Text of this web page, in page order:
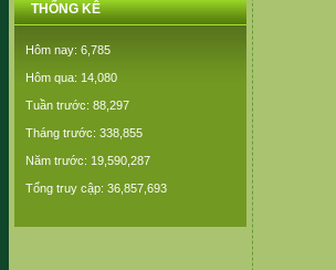
THỐNG KÊ
Hôm nay: 6,785
Hôm qua: 14,080
Tuần trước: 88,297
Tháng trước: 338,855
Năm trước: 19,590,287
Tổng truy cập: 36,857,693